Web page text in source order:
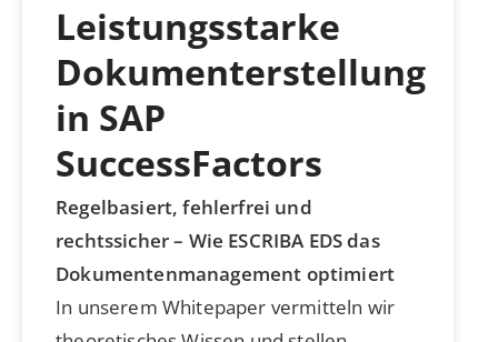
Leistungsstarke
Dokumenterstellung
in SAP
SuccessFactors
Regelbasiert, fehlerfrei und
rechtssicher – Wie ESCRIBA EDS das
Dokumentenmanagement optimiert
In unserem Whitepaper vermitteln wir